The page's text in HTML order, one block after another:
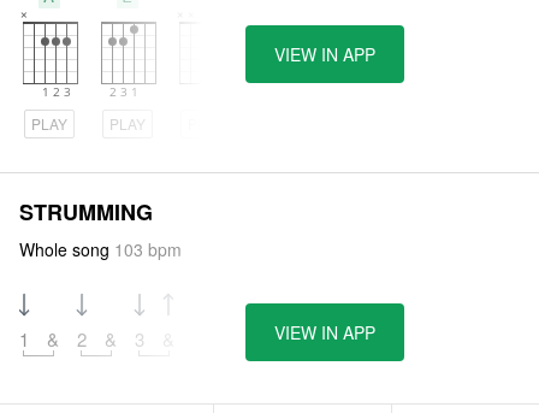
PLAY PLAY
VIEW IN APP
STRUMMING
Whole song 103 bpm
1 & 2 & 3 VIEW IN APP